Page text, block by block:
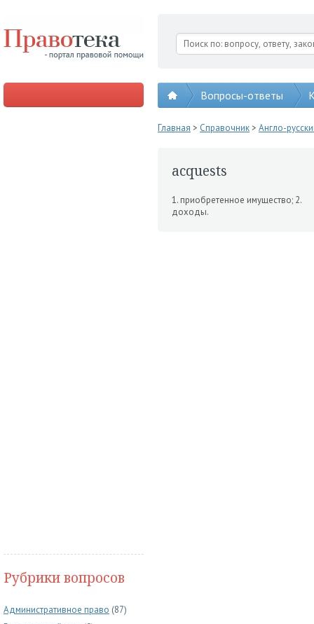
Вопросы-ответы
Рубрики вопросов
Административное право (87)
Главная > Справочник> Англо-
acquests
1. приобретенное имущест­во; 2.
доходы.